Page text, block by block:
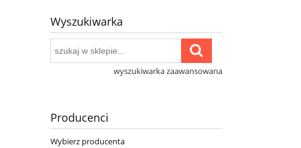
Wyszukiwarka
wyszukiwarka zaawansowana
Producenci
Wybierz producenta